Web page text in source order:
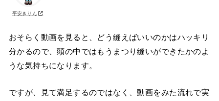
平安きりん
おそらく動画を見ると、どう縫えばいいのかはハッキリ
分かるので、頭の中ではもうまつり縫いができたかのよ
うな気持ちになります。
ですが、見て満足するのではなく、動画をみた流れで実